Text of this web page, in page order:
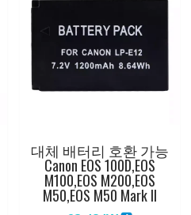
대체 배터리 호환 가능
Canon EOS 100D,EOS
M100,EOS M200,EOS
M50,EOS M50 Mark II